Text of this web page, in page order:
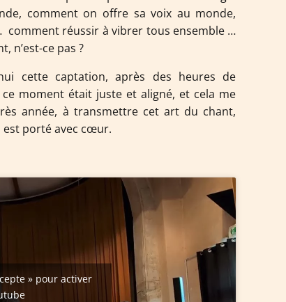
comment on offre sa voix au monde,
comment réussir à vibrer tous ensemble …
n’est-ce pas ?
cette captation, après des heures de
moment était juste et aligné, et cela me
année, à transmettre cet art du chant,
est porté avec cœur.
» pour activer